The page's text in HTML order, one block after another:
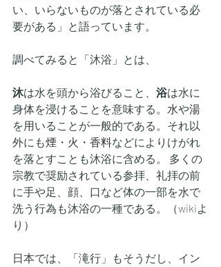
い、いらないものが落とされている必
要がある」と語っています。
調べてみると「沐浴」とは、
沐は水を頭から浴びること、 浴は水に
身体を浸けることを意味する。 水や湯
を用いることが一般的である。それ以
外にも煙 ・ 火 ・ 香料などによりけがれ
を落とすことも沐浴に含める。 多くの
宗教で奨励されている参拝、礼拝の前
に手や足、顔、口など体の一部を水で
洗う行為も沐浴の一種である。（wikiよ
り）
日本では、「滝行」もそうだし、イン